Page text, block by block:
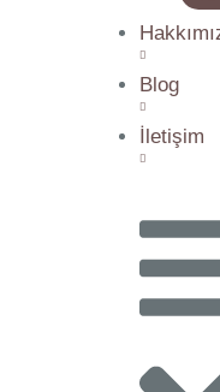
Blog
İletişim